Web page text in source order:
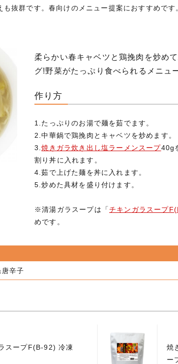
抜群です。春向けのメニュー提案におすすめです
柔らかい春キャベツと鶏挽肉を炒め
グ!野菜がたっぷり食べられるメニュ
作り方
1.たっぷりのお湯で麺を茹でます。
2.中華鍋で鶏挽肉とキャベツを炒めます。
3.焼きガラ炊き出し塩ラーメンスープ40g
割り丼に入れます。
4.茹で上げた麺を丼に入れます。
5.炒めた具材を盛り付けます。
※清湯ガラスープは「チキンガラスープ
めです。
辛子
スープF(B-92) 冷凍
焼
ー